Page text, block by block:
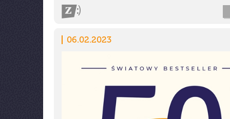
06.02.2023